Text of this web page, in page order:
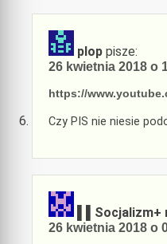
plop pisze:
26 kwietnia 2018 o
https://
Czy PIS nie niesie
▌▌Socjalizm+
26 kwietnia 2018 o